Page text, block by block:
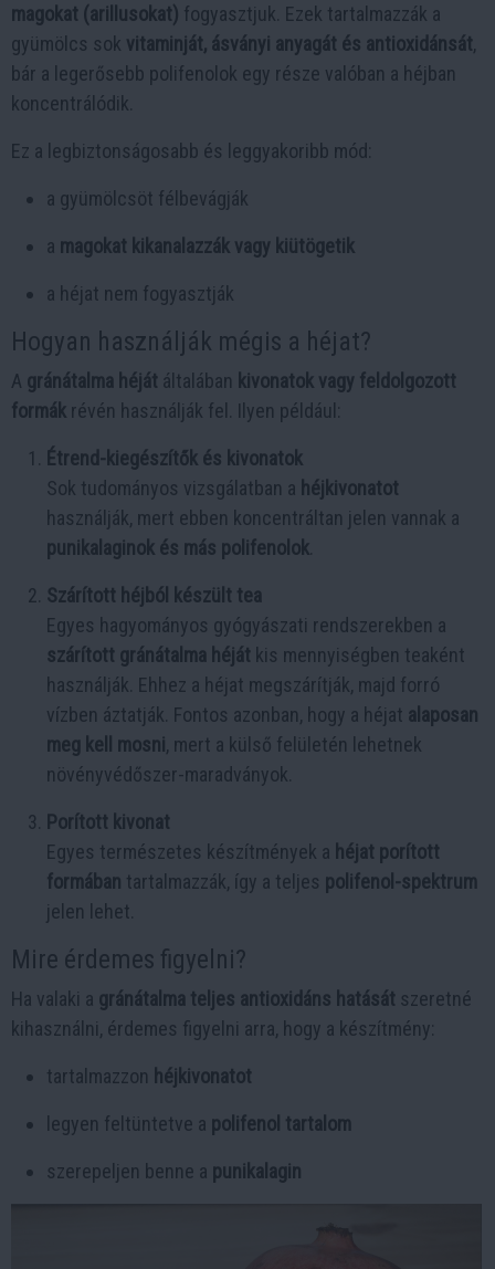
magokat (arillusokat) fogyasztjuk. Ezek tartalmazzák a
gyümölcs sok vitaminját, ásványi anyagát és antioxidánsát,
bár a legerősebb polifenolok egy része valóban a héjban
koncentrálódik.
Ez a legbiztonságosabb és leggyakoribb mód:
a gyümölcsöt félbevágják
a magokat kikanalazzák vagy kiütögetik
a héjat nem fogyasztják
Hogyan használják mégis a héjat?
A gránátalma héját általában kivonatok vagy feldolgozott
formák révén használják fel. Ilyen például:
Étrend-kiegészítők és kivonatok
Sok tudományos vizsgálatban a héjkivonatot
használják, mert ebben koncentráltan jelen vannak a
punikalaginok és más polifenolok
Szárított héjból készült tea
Egyes hagyományos gyógyászati rendszerekben a
szárított gránátalma héját kis mennyiségben teaként
használják. Ehhez a héjat megszárítják, majd forró
vízben áztatják. Fontos azonban, hogy a héjat alaposan
meg kell mosni , mert a külső felületén lehetnek
növényvédőszer-maradványok.
Porított kivonat
Egyes természetes készítmények a héjat porított
formában tartalmazzák, így a teljes polifenol-spektrum
jelen lehet.
Mire érdemes figyelni?
Ha valaki a gránátalma teljes antioxidáns hatását szeretné
kihasználni, érdemes figyelni arra, hogy a készítmény:
tartalmazzon héjkivonatot
legyen feltüntetve a polifenol tartalom
szerepeljen benne a punikalagin